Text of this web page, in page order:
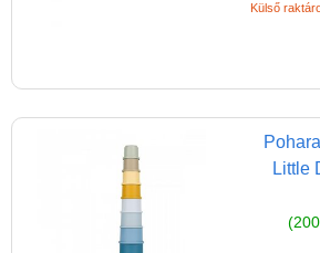
Külső
Little